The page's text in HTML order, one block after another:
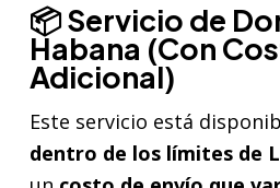
📦 Servicio de
Habana (Con
Adicional)
Este servicio está
dentro de los límites de